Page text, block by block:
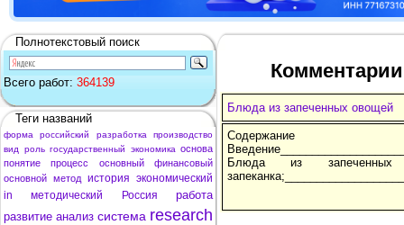
Полнотекстовый поиск
Всего работ: 364139
Теги названий
форма российский разработка
производство
вид
роль государственный экономика основа
понятие
процесс основный
финансовый
основной метод история экономический
in
методический Россия
работа
развитие анализ система research
Блюда из запеченных овощей
Содержание
Блюда из